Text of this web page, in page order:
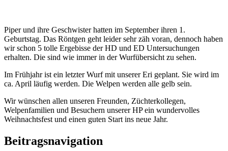
Piper und ihre Geschwister hatten im September ihren 1.
Geburtstag. Das Röntgen geht leider sehr zäh voran, dennoch haben
wir schon 5 tolle Ergebisse der HD und ED Untersuchungen
erhalten. Die sind wie immer in der Wurfübersicht zu sehen.
Im Frühjahr ist ein letzter Wurf mit unserer Eri geplant. Sie wird im
ca. April läufig werden. Die Welpen werden alle gelb sein.
Wir wünschen allen unseren Freunden, Züchterkollegen,
Welpenfamilien und Besuchern unserer HP ein wundervolles
Weihnachtsfest und einen guten Start ins neue Jahr.
Beitragsnavigation